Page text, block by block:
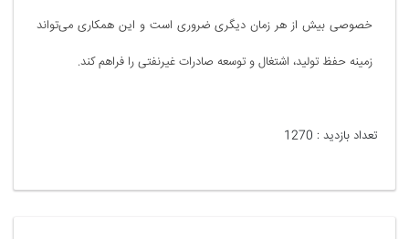
خصوصی بیش از هر زمان دیگری ضروری است و این همکاری می‌تواند
زمینه حفظ تولید، اشتغال و توسعه صادرات غیرنفتی را فراهم کند.
تعداد بازدید :1270